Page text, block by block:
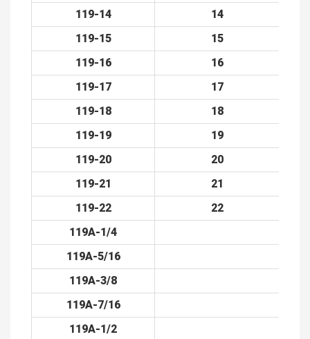
119-14
14
119-15
15
119-16
16
119-17
17
119-18
18
119-19
19
119-20
20
119-21
21
119-22
22
119A-1/4
119A-5/16
119A-3/8
119A-7/16
119A-1/2